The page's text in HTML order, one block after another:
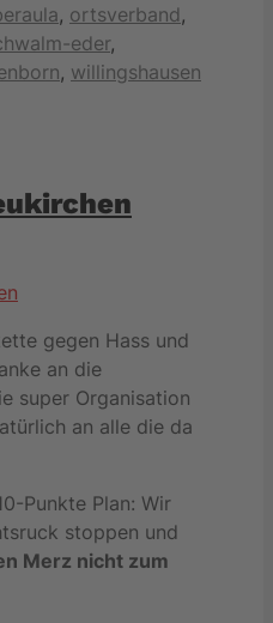
, ortsverband,
eder,
, willingshausen
gegen Hass und
an die
super Organisation
an alle die da
Punkte Plan: Wir
stoppen und
Merz nicht zum